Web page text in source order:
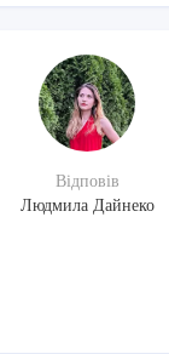
Відповів
Людмила Дайнеко